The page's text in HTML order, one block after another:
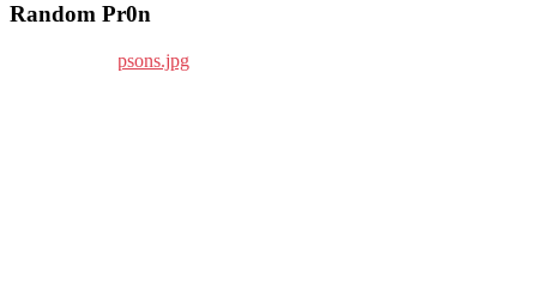
Random Pr0n